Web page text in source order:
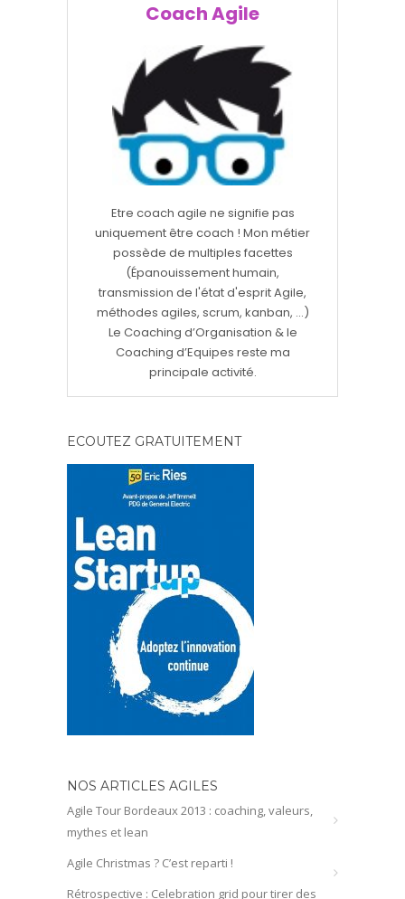
Coach Agile
Etre coach agile ne signifie pas
uniquement être coach ! Mon métier
possède de multiples facettes
(Épanouissement humain,
transmission de l'état d'esprit Agile,
méthodes agiles, scrum, kanban, ...)
Le Coaching d’Organisation & le
Coaching d’Equipes reste ma
principale activité.
ECOUTEZ GRATUITEMENT
NOS ARTICLES AGILES
Agile Tour Bordeaux 2013 : coaching, valeurs,
mythes et lean
Agile Christmas ? C’est reparti !
Rétrospective : Celebration grid pour tirer des